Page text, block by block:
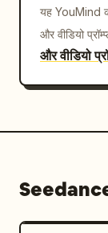
यह YouMind की
और वीडियो
और वीडियो